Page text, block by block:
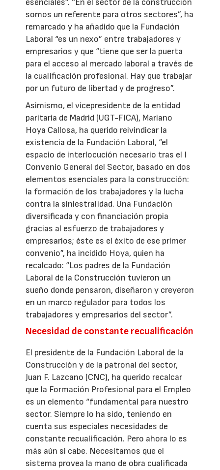
esenciales”. “En el sector de la construcción
somos un referente para otros sectores”, ha
remarcado y ha añadido que la Fundación
Laboral “es un nexo” entre trabajadores y
empresarios y que “tiene que ser la puerta
para el acceso al mercado laboral a través de
la cualificación profesional. Hay que trabajar
por un futuro de libertad y de progreso”.
Asimismo, el vicepresidente de la entidad
paritaria de Madrid (UGT-FICA), Mariano
Hoya Callosa, ha querido reivindicar la
existencia de la Fundación Laboral, “el
espacio de interlocución necesario tras el I
Convenio General del Sector, basado en dos
elementos esenciales para la construcción:
la formación de los trabajadores y la lucha
contra la siniestralidad. Una Fundación
diversificada y con financiación propia
gracias al esfuerzo de trabajadores y
empresarios; éste es el éxito de ese primer
convenio”, ha incidido Hoya, quien ha
recalcado: “Los padres de la Fundación
Laboral de la Construcción tuvieron un
sueño donde pensaron, diseñaron y creyeron
en un marco regulador para todos los
trabajadores y empresarios del sector”.
Necesidad de constante recualificación
El presidente de la Fundación Laboral de la
Construcción y de la patronal del sector,
Juan F. Lazcano (CNC), ha querido recalcar
que la Formación Profesional para el Empleo
es un elemento “fundamental para nuestro
sector. Siempre lo ha sido, teniendo en
cuenta sus especiales necesidades de
constante recualificación. Pero ahora lo es
más aún si cabe. Necesitamos que el
sistema provea la mano de obra cualificada